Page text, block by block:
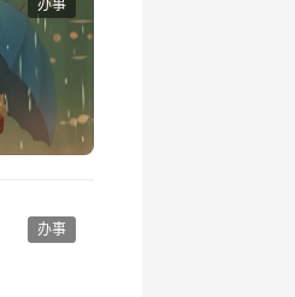
办事
办事